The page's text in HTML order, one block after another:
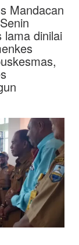
Mandacan
lama dinilai